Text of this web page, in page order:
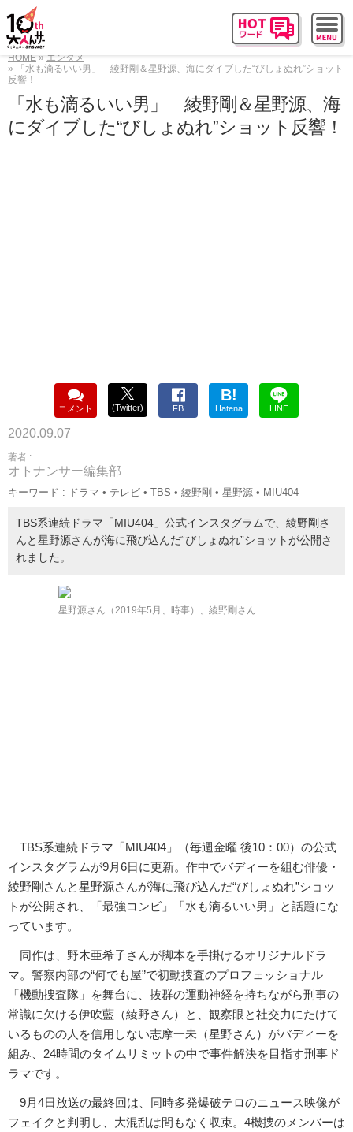
HOME
エンタメ
「水も滴るいい男」 綾野剛＆星野源、海にダイブした“びしょぬれ”ショット
反響！
「水も滴るいい男」 綾野剛＆星野源、海
にダイブした“びしょぬれ”ショット反響！
コメント (Twitter) FB
B!
Hatena LINE
2020.09.07
著者 :
オトナンサー編集部
キーワード : ドラマ • テレビ • TBS • 綾野剛 • 星野源 • MIU404
TBS系連続ドラマ「MIU404」公式インスタグラムで、綾野剛さ
んと星野源さんが海に飛び込んだ“びしょぬれ”ショットが公開さ
れました。
星野源さん（2019年5月、時事）、綾野剛さん
TBS系連続ドラマ「MIU404」（毎週金曜 後10：00）の公式
インスタグラムが9月6日に更新。作中でバディーを組む俳優・
綾野剛さんと星野源さんが海に飛び込んだ“びしょぬれ”ショッ
トが公開され、「最強コンビ」「水も滴るいい男」と話題にな
っています。
同作は、野木亜希子さんが脚本を手掛けるオリジナルドラ
マ。警察内部の“何でも屋”で初動捜査のプロフェッショナル
「機動捜査隊」を舞台に、抜群の運動神経を持ちながら刑事の
常識に欠ける伊吹藍（綾野さん）と、観察眼と社交力にたけて
いるものの人を信用しない志摩一未（星野さん）がバディーを
組み、24時間のタイムリミットの中で事件解決を目指す刑事ド
ラマです。
9月4日放送の最終回は、同時多発爆破テロのニュース映像が
フェイクと判明し、大混乱は間もなく収束。4機捜のメンバーは